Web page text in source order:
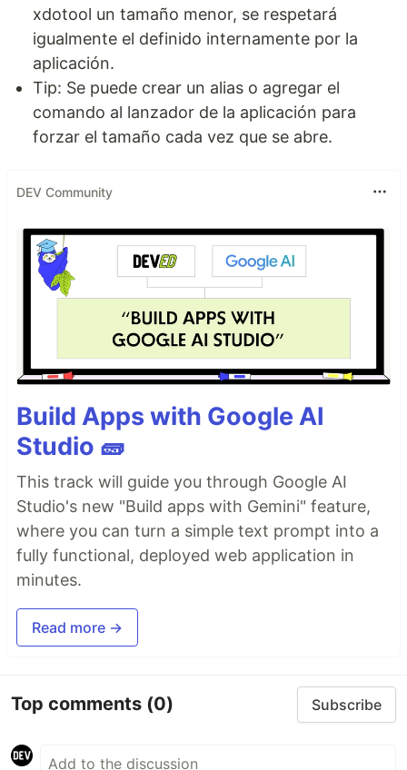
xdotool un tamaño menor, se respetará
igualmente el definido internamente por la
aplicación.
Tip: Se puede crear un alias o agregar el
comando al lanzador de la aplicación para
forzar el tamaño cada vez que se abre.
DEV Community
Build Apps with Google AI
Studio 🧱
This track will guide you through Google AI
Studio's new "Build apps with Gemini" feature,
where you can turn a simple text prompt into a
fully functional, deployed web application in
minutes.
Read more →
Top comments (0) Subscribe